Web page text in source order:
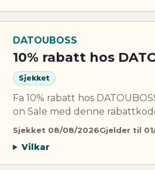
DATOUBOSS
10% rabatt hos
Sjekket
Fa 10% rabatt hos
on Sale med denne
Sjekket 08/08/2026Gjelder til
Vilkar